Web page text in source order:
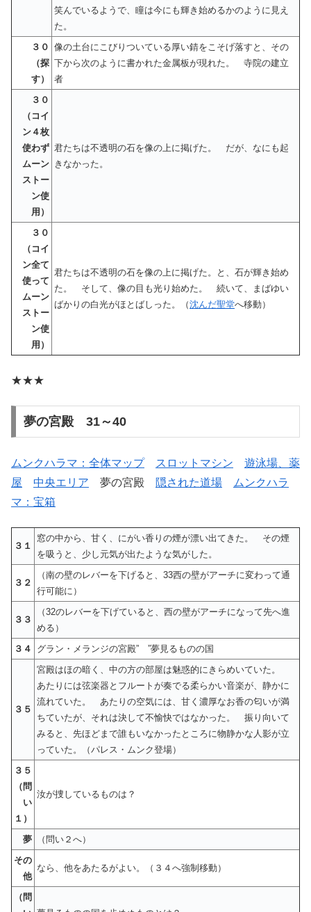
笑んでいるようで、瞳は今にも輝き始めるかのように見え
た。
３０
（探
す）
像の土台にこびりついている厚い錆をこそげ落すと、その
下から次のように書かれた金属板が現れた。 寺院の建立
者
３０
（コイ
ン４枚
使わず
ムーン
ストー
ン使
用）
君たちは不透明の石を像の上に掲げた。 だが、なにも起
きなかった。
３０
（コイ
ン全て
使って
ムーン
ストー
ン使
用）
君たちは不透明の石を像の上に掲げた。と、石が輝き始め
た。 そして、像の目も光り始めた。 続いて、まばゆい
ばかりの白光がほとばしった。（沈んだ聖堂へ移動）
★★★
夢の宮殿 31～40
ムンクハラマ：全体マップ スロットマシン
遊泳場、薬
屋
中央エリア 夢の宮殿 隠された道場
ムンクハラ
マ：宝箱
３１
窓の中から、甘く、にがい香りの煙が漂い出てきた。 その煙
を吸うと、少し元気が出たような気がした。
３２
（南の壁のレバーを下げると、33西の壁がアーチに変わって通
行可能に）
３３
（32のレバーを下げていると、西の壁がアーチになって先へ進
める）
３４
グラン・メランジの宮殿” ”夢見るものの国
３５
宮殿はほの暗く、中の方の部屋は魅惑的にきらめいていた。
あたりには弦楽器とフルートが奏でる柔らかい音楽が、静かに
流れていた。 あたりの空気には、甘く濃厚なお香の匂いが満
ちていたが、それは決して不愉快ではなかった。 振り向いて
みると、先ほどまで誰もいなかったところに物静かな人影が立
っていた。（パレス・ムンク登場）
３５
（問
い
１）
汝が捜しているものは？
夢
（問い２へ）
その
他
なら、他をあたるがよい。（３４へ強制移動）
（問